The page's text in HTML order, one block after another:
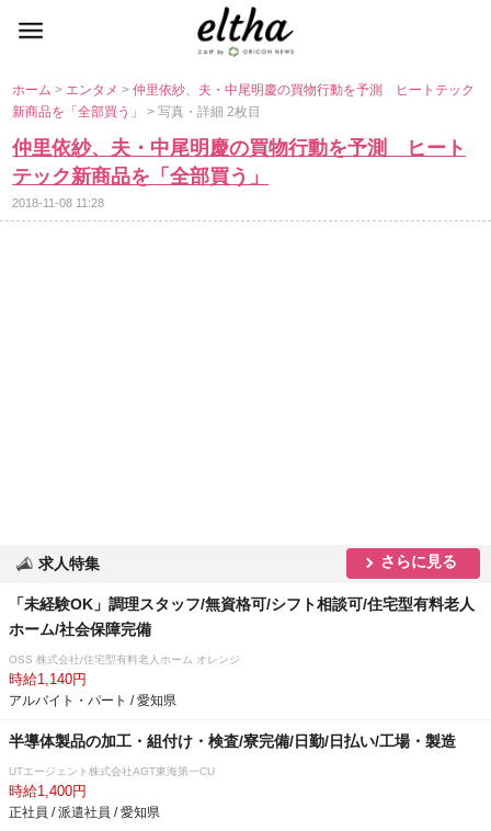
ホーム> エンタメ>仲里依紗、夫・中尾明慶の買物行動を予測 ヒートテック
新商品を「全部買う」> 写真・詳細 2枚目
仲里依紗、夫・中尾明慶の買物行動を予測 ヒート
テック新商品を「全部買う」
2018-11-08 11:28
求人特集 さらに見る
「未経験OK」調理スタッフ/無資格可/シフト相談可/住宅型有料老人
ホーム/社会保障完備
OSS 株式会社/住宅型有料老人ホーム オレンジ
時給1,140円
アルバイト・パート / 愛知県
半導体製品の加工・組付け・検査/寮完備/日勤/日払い/工場・製造
UTエージェント株式会社AGT東海第一CU
時給1,400円
正社員 / 派遣社員 / 愛知県